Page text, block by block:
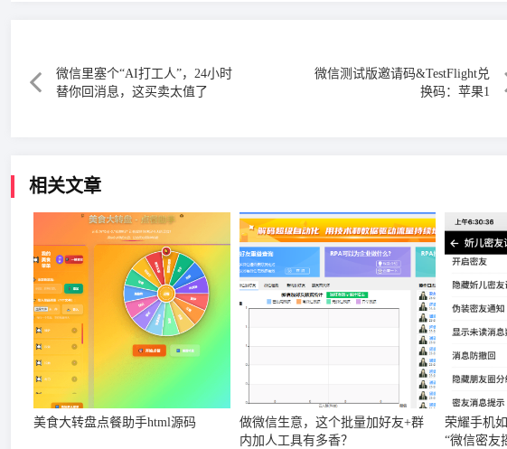
微信里塞个“AI打工人”，24小时
替你回消息，这买卖太值了
微信测试版邀请码&TestFlight兑
换码：苹果1
相关文章
美食大转盘点餐助手html源码
做微信生意，这个批量加好友+群
内加人工具有多香？
荣耀手机
“微信密友